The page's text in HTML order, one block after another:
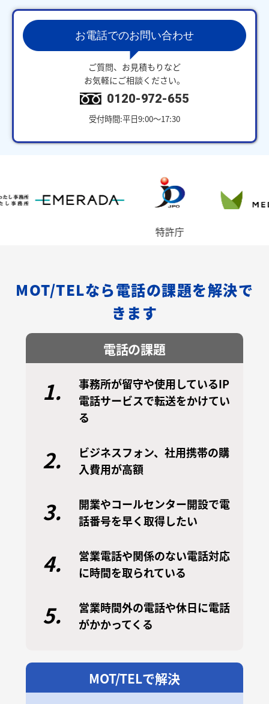
お電話でのお問い合わせ
ご質問、お見積もりなど
お気軽にご相談ください。
0120-972-655
受付時間:平日9:00～17:30
特許庁
MOT/TELなら電話の課題を解決で
きます
電話の課題
1.
事務所が留守や使用しているIP
電話サービスで転送をかけてい
る
2.
ビジネスフォン、社用携帯の購
入費用が高額
3.
開業やコールセンター開設で電
話番号を早く取得したい
4.
営業電話や関係のない電話対応
に時間を取られている
5.
営業時間外の電話や休日に電話
がかかってくる
MOT/TELで解決